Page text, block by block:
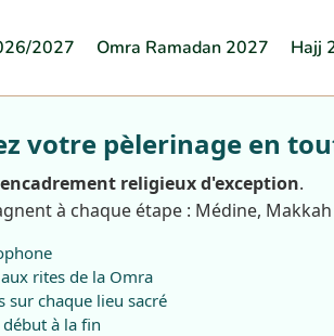
2027 Omra Ramadan 2027 Hajj
votre pèlerinage en
encadrement religieux d'exception.
à chaque étape : Médine, Makkah
rites de la Omra
sur chaque lieu sacré
à la fin